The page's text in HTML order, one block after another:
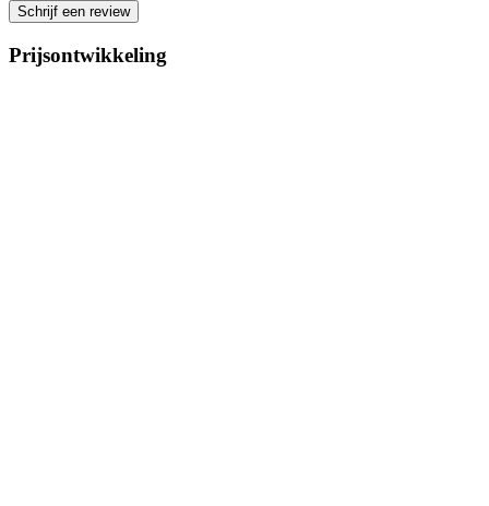
Schrijf een review
Prijsontwikkeling